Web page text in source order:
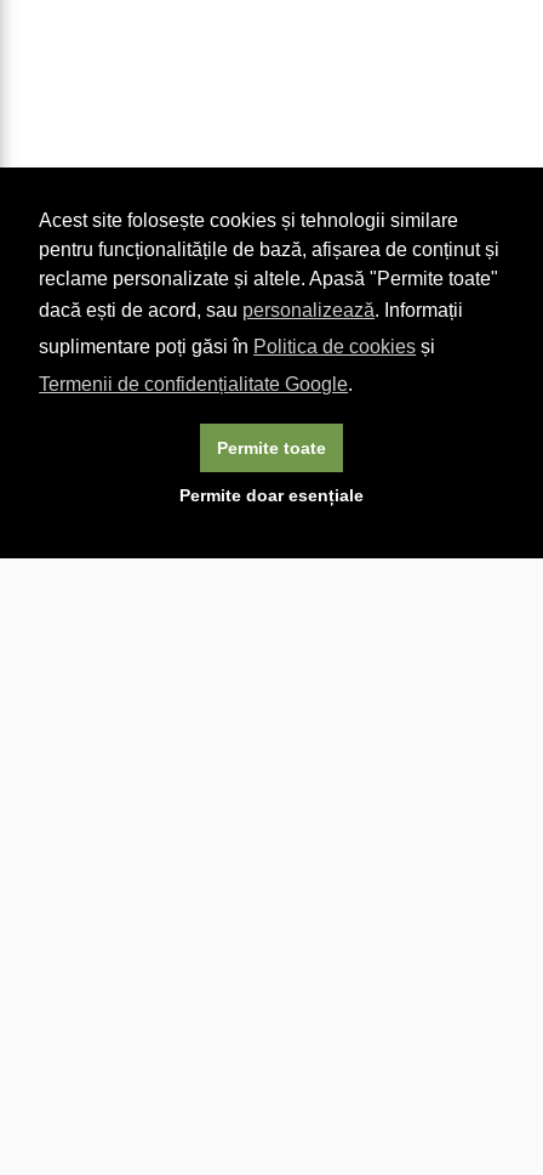
Acest site folosește cookies și tehnologii similare
pentru funcționalitățile de bază, afișarea de conținut și
reclame personalizate și altele. Apasă "Permite toate"
dacă ești de acord, sau personalizează. Informații
suplimentare poți găsi în Politica de cookies și
Termenii de confidențialitate Google.
Permite doar esențiale
Permite toate
exprimați acordul asupra folosirii cookie-urilor.